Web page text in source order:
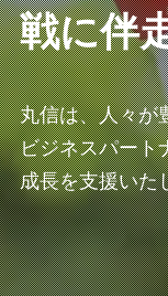
戦に伴
丸信は、人々が
ビジネスパート
成長を支援いた